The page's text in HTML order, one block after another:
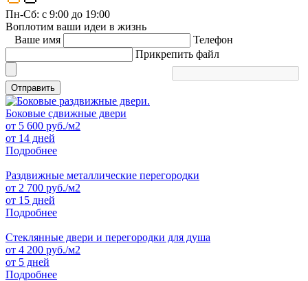
Пн-Сб: с 9:00 до 19:00
Воплотим ваши идеи в жизнь
Ваше имя
Телефон
Прикрепить файл
Отправить
Боковые сдвижные двери
от 5 600 руб./м2
от 14 дней
Подробнее
Раздвижные металлические перегородки
от 2 700 руб./м2
от 15 дней
Подробнее
Стеклянные двери и перегородки для душа
от 4 200 руб./м2
от 5 дней
Подробнее